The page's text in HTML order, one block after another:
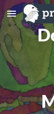
Skip to main